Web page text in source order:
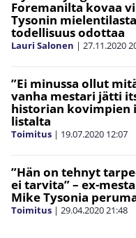
Foremanilta kovaa
Tysonin
todellisuus odottaa
Lauri Salonen | 27.11.2020
”Ei minussa ollut
vanha mestari jätti
historian kovimpien
listalta
Toimitus | 19.07.2020 12:07
”Hän on tehnyt
ei tarvita” – ex-
Mike Tysonia
Toimitus | 29.04.202021:48